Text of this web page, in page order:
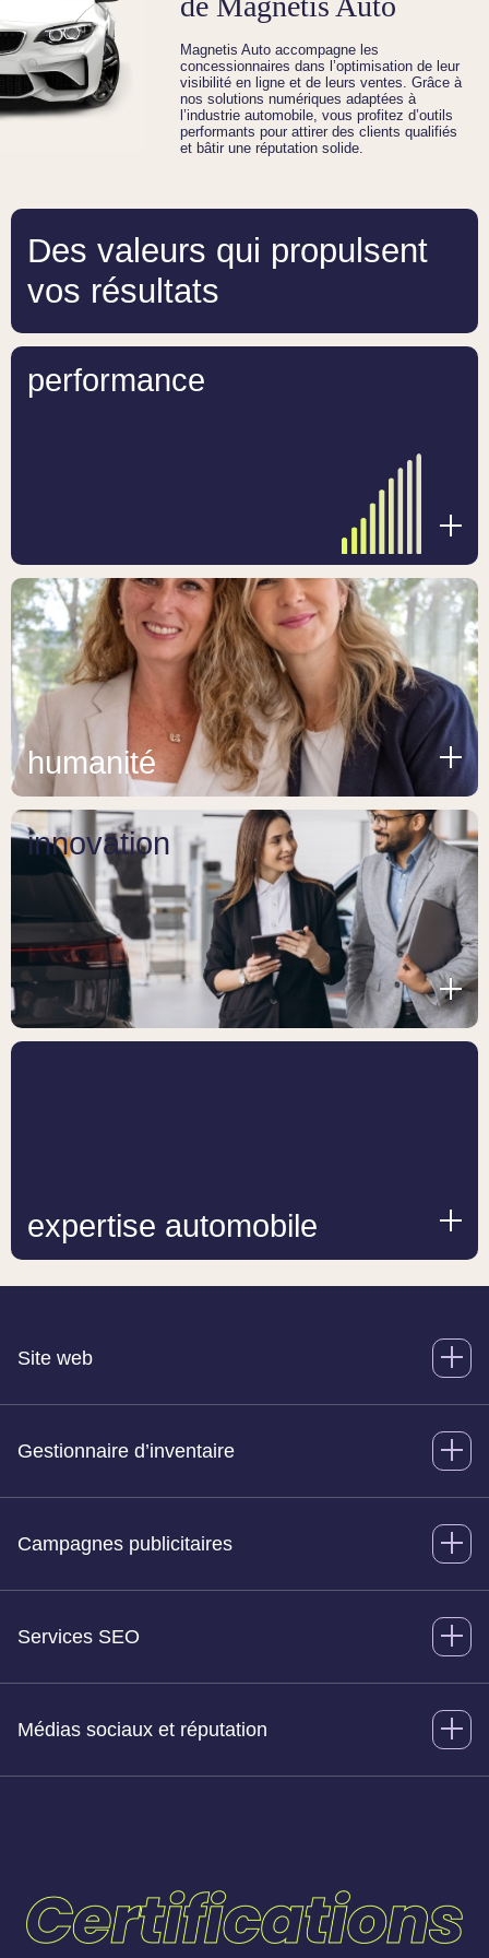
Magnetis Auto accompagne les
concessionnaires dans l’optimisation de leur
visibilité en ligne et de leurs ventes. Grâce à
nos solutions numériques adaptées à
l’industrie automobile, vous profitez d’outils
performants pour attirer des clients qualifiés
et bâtir une réputation solide.
Des valeurs qui propulsent
vos résultats
performance
humanité
innovation
expertise automobile
Site web
Gestionnaire d’inventaire
Campagnes publicitaires
Services SEO
Médias sociaux et réputation